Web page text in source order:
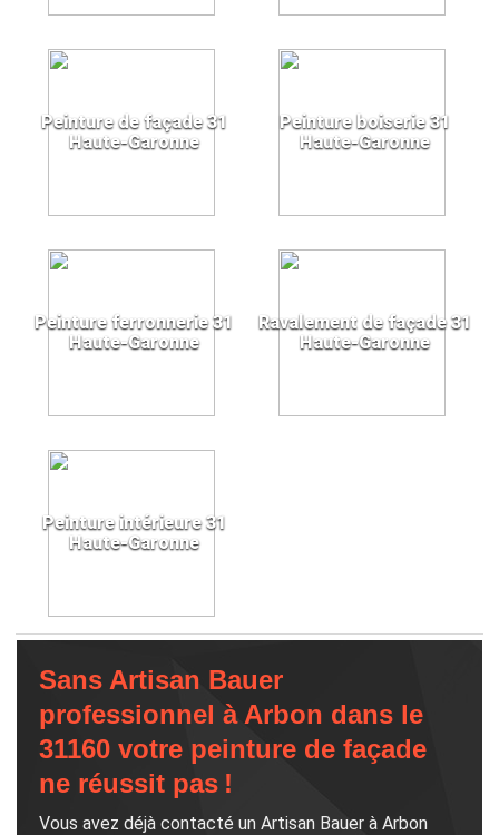
Peinture de façade 31
Haute-Garonne
Peinture boiserie 31
Haute-Garonne
Peinture ferronnerie 31
Haute-Garonne
Ravalement de façade 31
Haute-Garonne
Peinture intérieure 31
Haute-Garonne
Sans Artisan Bauer
professionnel à Arbon dans le
31160 votre peinture de façade
ne réussit pas !
Vous avez déjà contacté un Artisan Bauer à Arbon